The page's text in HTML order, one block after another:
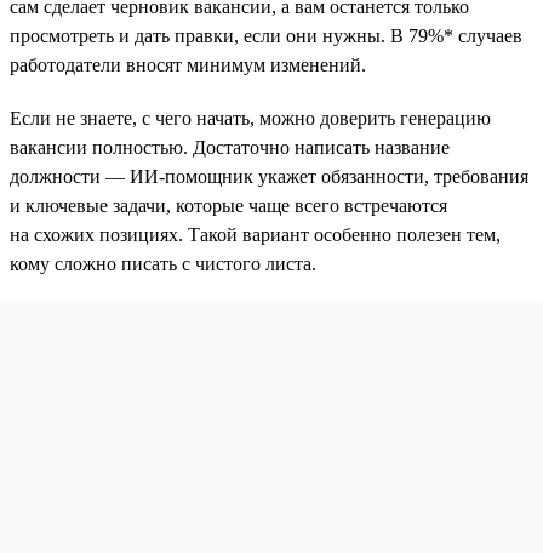
сам сделает черновик вакансии, а вам останется только
просмотреть и дать правки, если они нужны. В 79%* случаев
работодатели вносят минимум изменений.
Если не знаете, с чего начать, можно доверить генерацию
вакансии полностью. Достаточно написать название
должности — ИИ-помощник укажет обязанности, требования
и ключевые задачи, которые чаще всего встречаются
на схожих позициях. Такой вариант особенно полезен тем,
кому сложно писать с чистого листа.